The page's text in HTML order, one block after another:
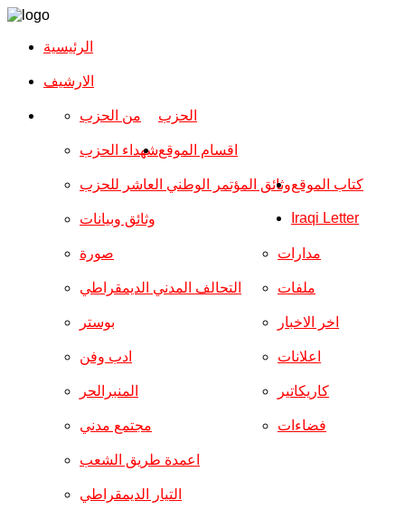
الرئيسية
الارشیف
الحزب من الحزب
شهداء الحزب
وثائق المؤتمر الوطني العاشر للحزب
وثائق وبيانات
اقسام الموقع
صورة
التحالف المدني الديمقراطي
بوستر
ادب وفن
المنبرالحر
مجتمع مدني
مدارات
ملفات
اخر الاخبار
اعلانات
كاريكاتير
فضاءات
اعمدة طريق الشعب
التيار الديمقراطي
كتاب الموقع
Iraqi Letter